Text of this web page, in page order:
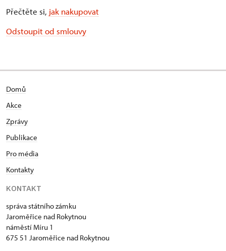
Přečtěte si, jak nakupovat
Odstoupit od smlouvy
Domů
Akce
Zprávy
Publikace
Pro média
Kontakty
KONTAKT
správa státního zámku
Jaroměřice nad Rokytnou
náměstí Míru 1
675 51 Jaroměřice nad Rokytnou